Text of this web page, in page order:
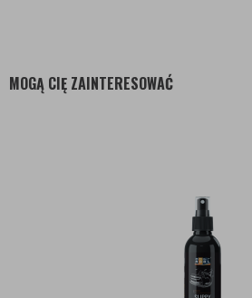
MOGĄ CIĘ ZAINTERESOWAĆ